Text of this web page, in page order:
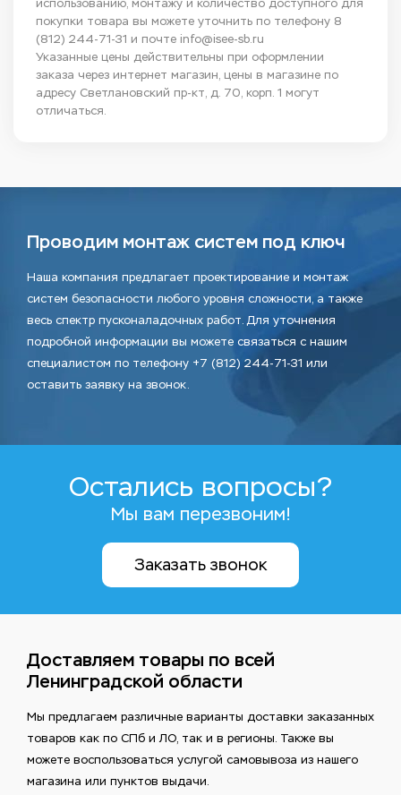
использованию, монтажу и количество доступного для
покупки товара вы можете уточнить по телефону 8
(812) 244-71-31 и почте info@isee-sb.ru
Указанные цены действительны при оформлении
заказа через интернет магазин, цены в магазине по
адресу Светлановский пр-кт, д. 70, корп. 1 могут
отличаться.
Проводим монтаж систем под ключ
Наша компания предлагает проектирование и монтаж
систем безопасности любого уровня сложности, а также
весь спектр пусконаладочных работ. Для уточнения
подробной информации вы можете связаться с нашим
специалистом по телефону +7 (812) 244-71-31 или
оставить заявку на звонок.
Остались вопросы?
Мы вам перезвоним!
Заказать звонок
Доставляем товары по всей
Ленинградской области
Мы предлагаем различные варианты доставки заказанных
товаров как по СПб и ЛО, так и в регионы. Также вы
можете воспользоваться услугой самовывоза из нашего
магазина или пунктов выдачи.